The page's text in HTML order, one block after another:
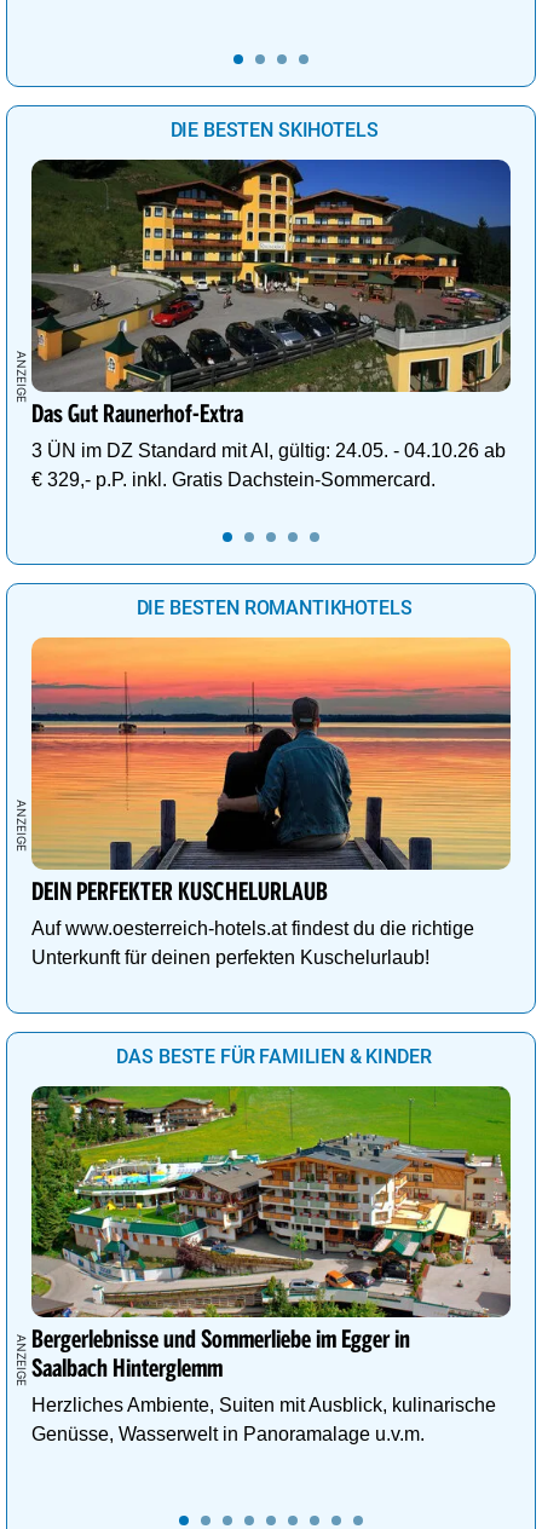
DIE BESTEN SKIHOTELS
Das Gut Raunerhof-Extra
3 ÜN im DZ Standard mit AI, gültig: 24.05. - 04.10.26 ab
€ 329,- p.P. inkl. Gratis Dachstein-Sommercard.
DIE BESTEN ROMANTIKHOTELS
DEIN PERFEKTER KUSCHELURLAUB
Auf www.oesterreich-hotels.at findest du die richtige
Unterkunft für deinen perfekten Kuschelurlaub!
DAS BESTE FÜR FAMILIEN & KINDER
Bergerlebnisse und Sommerliebe im Egger in
Saalbach Hinterglemm
Herzliches Ambiente, Suiten mit Ausblick, kulinarische
Genüsse, Wasserwelt in Panoramalage u.v.m.